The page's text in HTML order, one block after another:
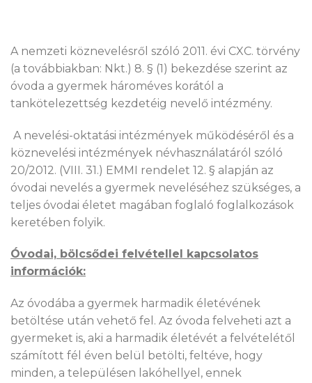
A nemzeti köznevelésről szóló 2011. évi CXC. törvény
(a továbbiakban: Nkt.) 8. § (1) bekezdése szerint az
óvoda a gyermek hároméves korától a
tankötelezettség kezdetéig nevelő intézmény.
A nevelési-oktatási intézmények működéséről és a
köznevelési intézmények névhasználatáról szóló
20/2012. (VIII. 31.) EMMI rendelet 12. § alapján az
óvodai nevelés a gyermek neveléséhez szükséges, a
teljes óvodai életet magában foglaló foglalkozások
keretében folyik.
Óvodai, bölcsődei felvétellel kapcsolatos
információk:
Az óvodába a gyermek harmadik életévének
betöltése után vehető fel. Az óvoda felveheti azt a
gyermeket is, aki a harmadik életévét a felvételétől
számított fél éven belül betölti, feltéve, hogy
minden, a településen lakóhellyel, ennek